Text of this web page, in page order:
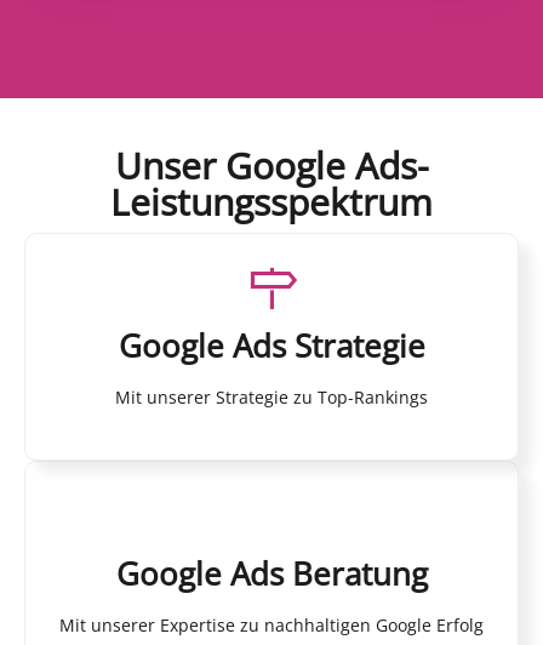
Unser Google Ads-
Leistungsspektrum
Google Ads Strategie
Mit unserer Strategie zu Top-Rankings
Google Ads Beratung
Mit unserer Expertise zu nachhaltigen Google Erfolg